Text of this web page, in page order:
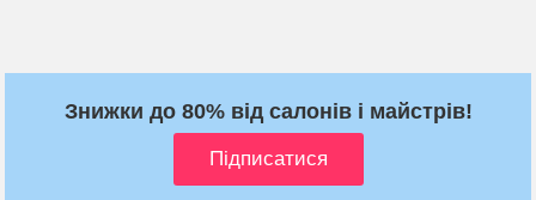
Знижки до 80% від салонів і майстрів!